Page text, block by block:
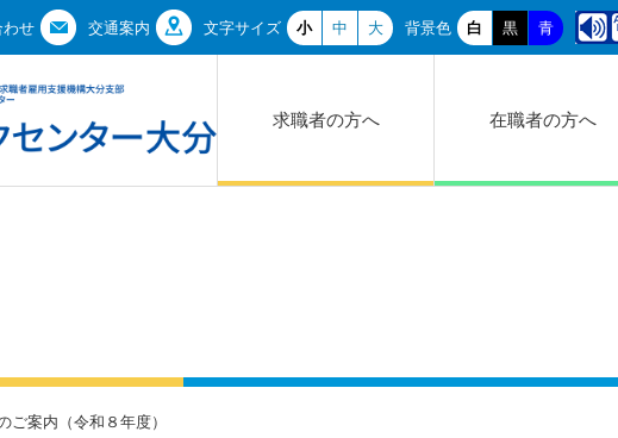
わせ 交通案内 文字サイズ 小 中 大 背景色 白 黒 青
求職者の方へ 在職者の方へ
ご案内（令和８年度）